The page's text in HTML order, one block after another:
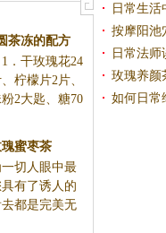
茶冻的配方
．干玫瑰花24
柠檬片2片、
2大匙、糖70
蜜枣茶
切人眼中最
有了诱人的
都是完美无
日常生
按摩阳池
日常法
玫瑰养颜
如何日常